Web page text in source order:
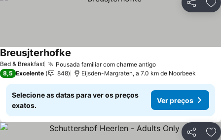
Partilhar
Bed & Breakfast Pousada familiar com charme antigo
Breusjterhofke
8,5 Excelente 848 Eijsden-Margraten, a 7.0 km de Noorbeek
Selecione as datas para ver os preços
exatos.
Ver preços
Partilhar